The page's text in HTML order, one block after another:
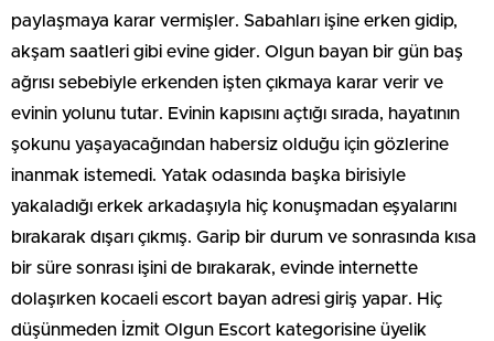
paylaşmaya karar vermişler. Sabahları işine erken gidip,
akşam saatleri gibi evine gider. Olgun bayan bir gün baş
ağrısı sebebiyle erkenden işten çıkmaya karar verir ve
evinin yolunu tutar. Evinin kapısını açtığı sırada, hayatının
şokunu yaşayacağından habersiz olduğu için gözlerine
inanmak istemedi. Yatak odasında başka birisiyle
yakaladığı erkek arkadaşıyla hiç konuşmadan eşyalarını
bırakarak dışarı çıkmış. Garip bir durum ve sonrasında kısa
bir süre sonrası işini de bırakarak, evinde internette
dolaşırken kocaeli escort bayan adresi giriş yapar. Hiç
düşünmeden İzmit Olgun Escort kategorisine üyelik